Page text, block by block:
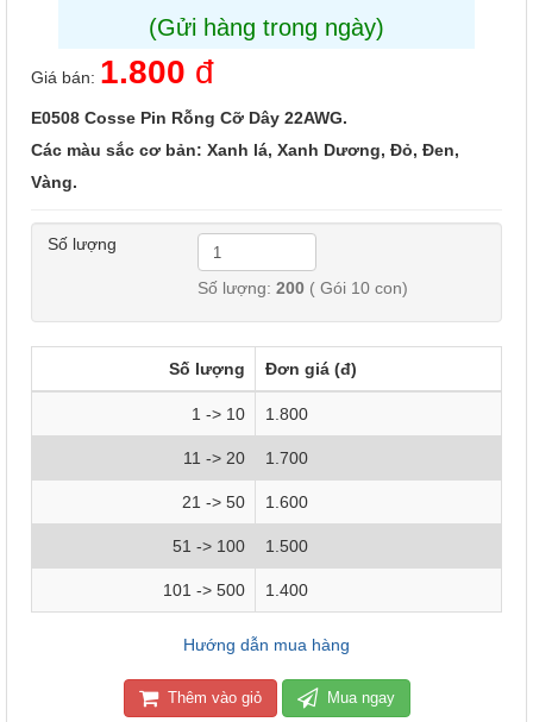
(Gửi hàng trong ngày)
Giá bán: 1.800 đ
E0508 Cosse Pin Rỗng Cỡ Dây 22AWG.
Các màu sắc cơ bản: Xanh lá, Xanh Dương, Đỏ, Đen,
Vàng.
Số lượng
Số lượng: 200 ( Gói 10 con)
Số lượng Đơn giá (đ)
1 -> 10 1.800
11 -> 20 1.700
21 -> 50 1.600
51 -> 100 1.500
101 -> 500 1.400
Hướng dẫn mua hàng
Thêm vào giỏ Mua ngay